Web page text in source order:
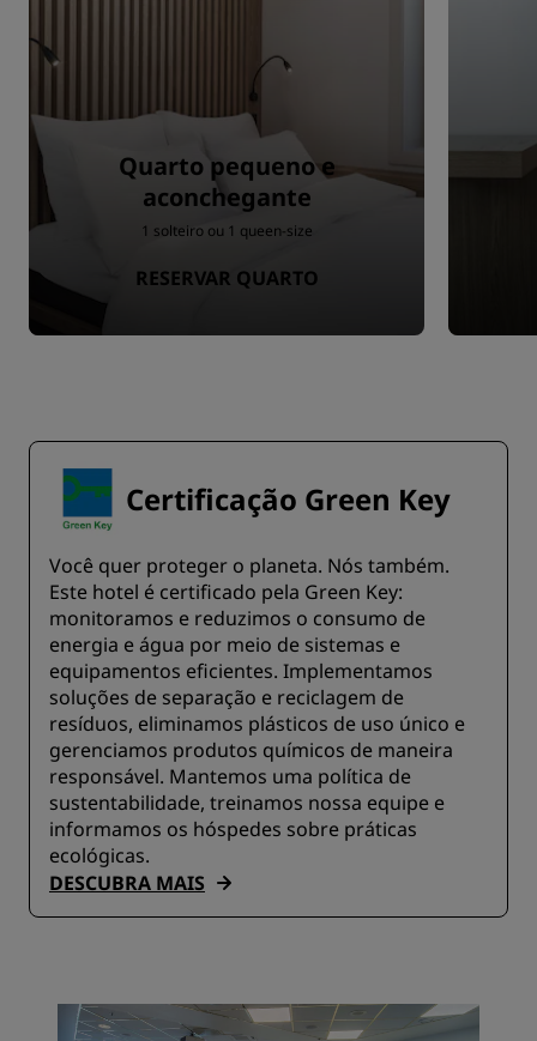
Quarto pequeno e
aconchegante
1 solteiro ou 1 queen-size
RESERVAR QUARTO
Certificação Green Key
Você quer proteger o planeta. Nós também.
Este hotel é certificado pela Green Key:
monitoramos e reduzimos o consumo de
energia e água por meio de sistemas e
equipamentos eficientes. Implementamos
soluções de separação e reciclagem de
resíduos, eliminamos plásticos de uso único e
gerenciamos produtos químicos de maneira
responsável. Mantemos uma política de
sustentabilidade, treinamos nossa equipe e
informamos os hóspedes sobre práticas
ecológicas.
DESCUBRA MAIS